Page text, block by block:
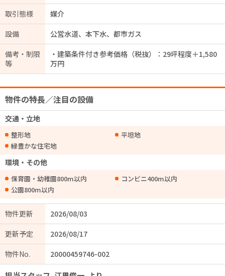
取引態様
媒介
設備
公営水道、本下水、都市ガス
備考・制限
等
・建築条件付き参考価格（税抜）：29坪程度＋1,580
万円
物件の特長／注目の設備
交通・立地
整形地
平坦地
緑豊かな住宅地
環境・その他
保育園・幼稚園800m以内
コンビニ400m以内
公園800m以内
物件更新
2026/08/03
更新予定
2026/08/17
物件No.
20000459746-002